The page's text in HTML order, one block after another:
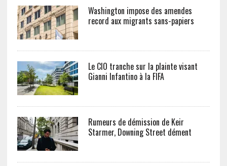
Washington impose des amendes
record aux migrants sans-papiers
Le CIO tranche sur la plainte visant
Gianni Infantino à la FIFA
Rumeurs de démission de Keir
Starmer, Downing Street dément